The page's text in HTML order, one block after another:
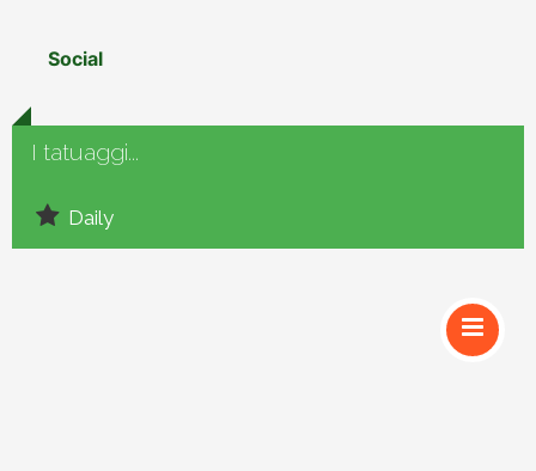
I tatuaggi...
Daily
Social